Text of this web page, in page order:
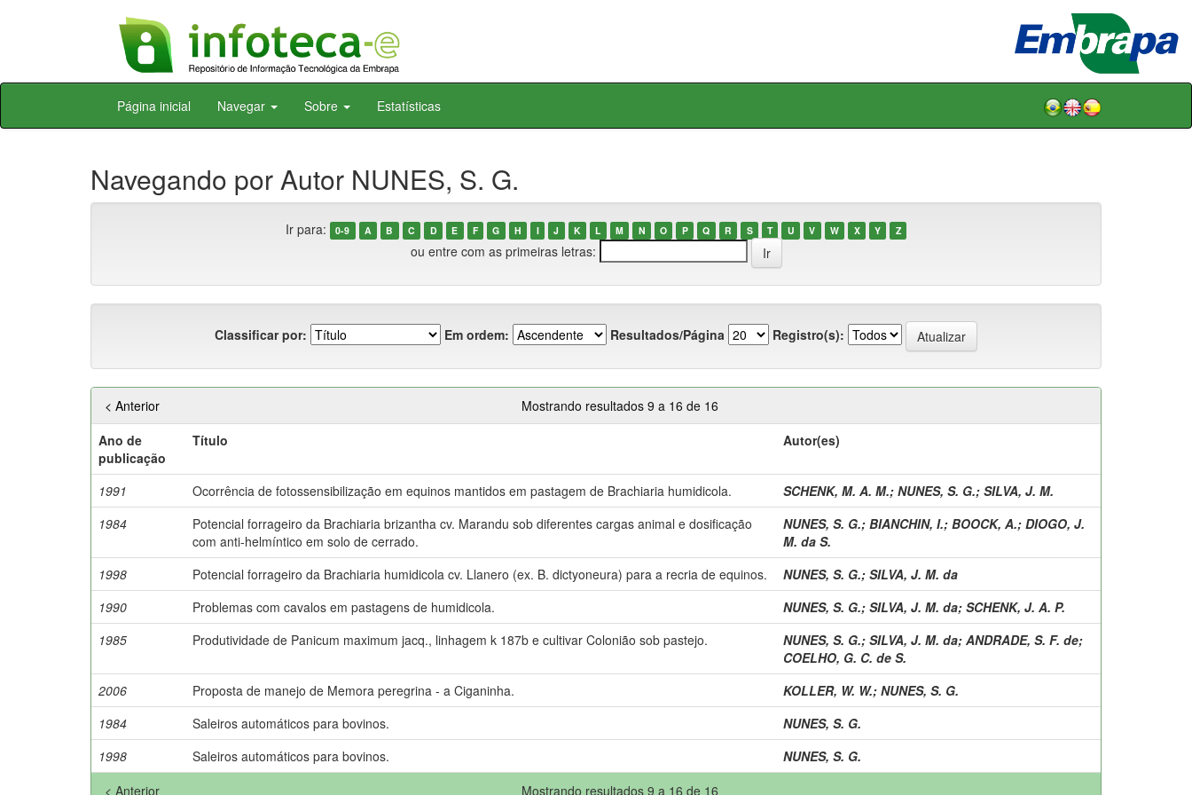
Skip
Página inicial Navegar Sobre Estatísticas
Navegando por Autor NUNES, S. G.
Ir para: 0-9 A B C D E F G H I J K L M N O P Q R S T U V W X Y Z
ou entre com as primeiras letras:
Classificar por: Em ordem: Resultados/Página Registro(s):
Mostrando resultados 9 a 16 de 16
< Anterior
Ano de
publicação
Título Autor(es)
1991 Ocorrência de fotossensibilização em equinos mantidos em pastagem de Brachiaria humidicola. SCHENK, M. A. M.; NUNES, S. G.; SILVA, J. M.
1984
Potencial forrageiro da Brachiaria brizantha cv. Marandu sob diferentes cargas animal e dosificação
com anti-helmíntico em solo de cerrado.
NUNES, S. G.; BIANCHIN, I.; BOOCK, A.; DIOGO, J.
M. da S.
1998
Potencial forrageiro da Brachiaria humidicola cv. Llanero (ex. B. dictyoneura) para a recria de equinos. NUNES, S. G.; SILVA, J. M. da
1990
Problemas com cavalos em pastagens de humidicola. NUNES, S. G.; SILVA, J. M. da; SCHENK, J. A. P.
1985
Produtividade de Panicum maximum jacq., linhagem k 187b e cultivar Colonião sob pastejo. NUNES, S. G.; SILVA, J. M. da; ANDRADE, S. F. de;
COELHO, G. C. de S.
2006
Proposta de manejo de Memora peregrina - a Ciganinha. KOLLER, W. W.; NUNES, S. G.
1984
Saleiros automáticos para bovinos.
NUNES, S. G.
1998
Saleiros automáticos para bovinos.
NUNES, S. G.
Mostrando resultados 9 a 16 de 16
< Anterior